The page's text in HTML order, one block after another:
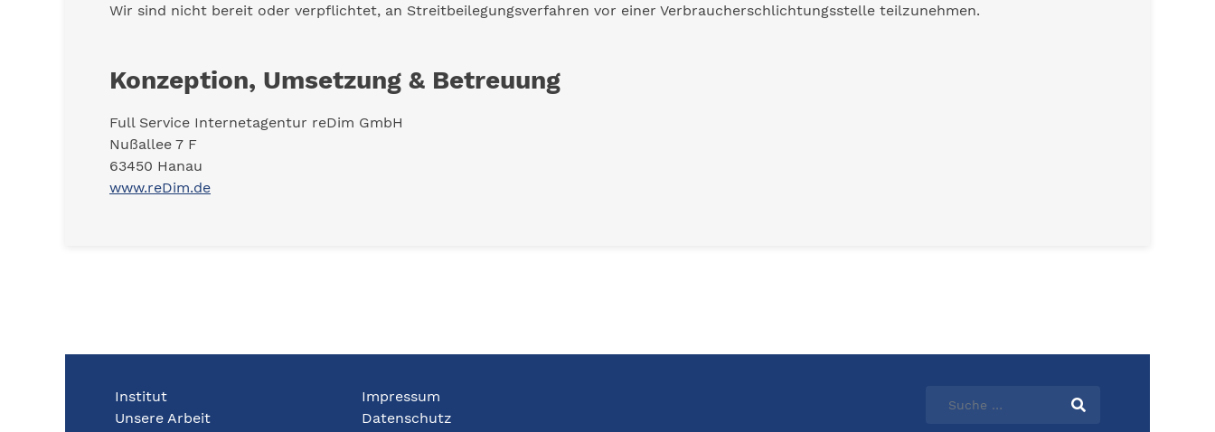
Wir sind nicht bereit oder verpflichtet, an Streitbeilegungsverfahren vor einer Verbraucherschlichtungsstelle teilzunehmen.
Konzeption, Umsetzung & Betreuung
Full Service Internetagentur reDim GmbH
Nußallee 7 F
63450 Hanau
www.reDim.de
Institut
Impressum
Unsere Arbeit
Datenschutz